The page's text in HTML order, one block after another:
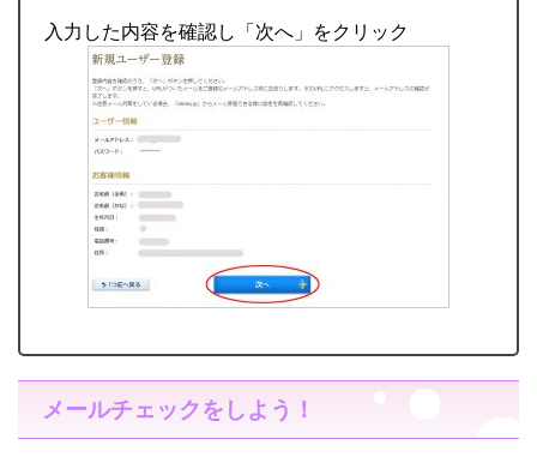
入力した内容を確認し「次へ」をクリック
メールチェックをしよう！